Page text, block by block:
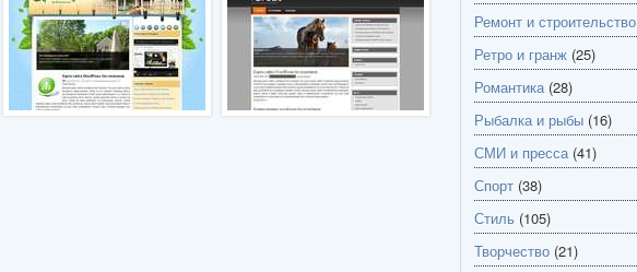
Ремонт и строительство
Ретро и гранж (25)
Романтика(28)
Рыбалка и рыбы (16)
СМИ и пресса(41)
Спорт (38)
Стиль (105)
Творчество (21)